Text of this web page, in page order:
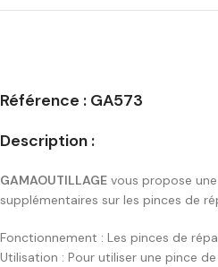
Référence : GA573
Description :
GAMAOUTILLAGE vous propose une
supplémentaires sur les pinces de
Fonctionnement : Les pinces de
Utilisation : Pour utiliser une pince